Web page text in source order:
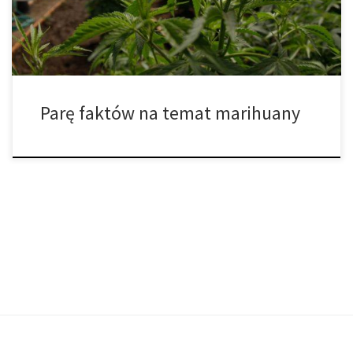
1842-1900 cannabis stanowiło połowę wszystkich […]
Parę faktów na temat marihuany